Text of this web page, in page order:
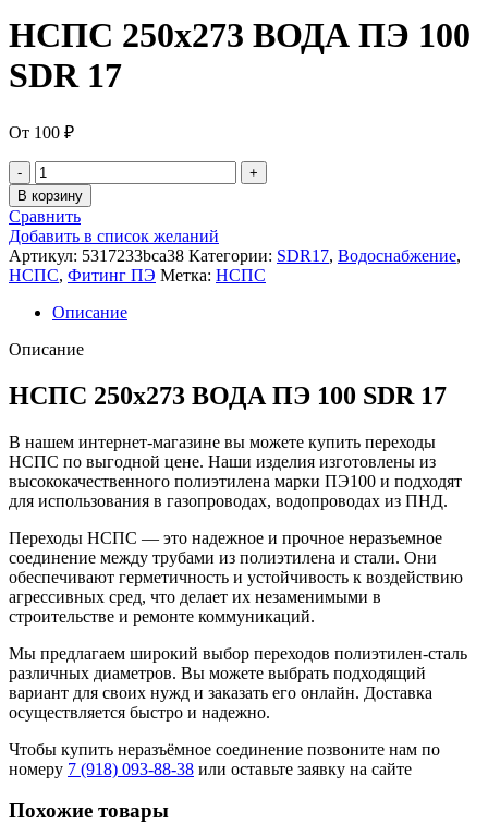
НСПС 250х273 ВОДА ПЭ 100
SDR 17
От 100 ₽
В корзину
Сравнить
Добавить в список желаний
Артикул: 5317233bca38 Категории: SDR17, Водоснабжение,
НСПС, Фитинг ПЭ Метка: НСПС
Описание
Описание
НСПС 250х273 ВОДА ПЭ 100 SDR 17
В нашем интернет-магазине вы можете купить переходы
НСПС по выгодной цене. Наши изделия изготовлены из
высококачественного полиэтилена марки ПЭ100 и подходят
для использования в газопроводах, водопроводах из ПНД.
Переходы НСПС — это надежное и прочное неразъемное
соединение между трубами из полиэтилена и стали. Они
обеспечивают герметичность и устойчивость к воздействию
агрессивных сред, что делает их незаменимыми в
строительстве и ремонте коммуникаций.
Мы предлагаем широкий выбор переходов полиэтилен-сталь
различных диаметров. Вы можете выбрать подходящий
вариант для своих нужд и заказать его онлайн. Доставка
осуществляется быстро и надежно.
Чтобы купить неразъёмное соединение позвоните нам по
номеру 7 (918) 093-88-38 или оставьте заявку на сайте
Похожие товары